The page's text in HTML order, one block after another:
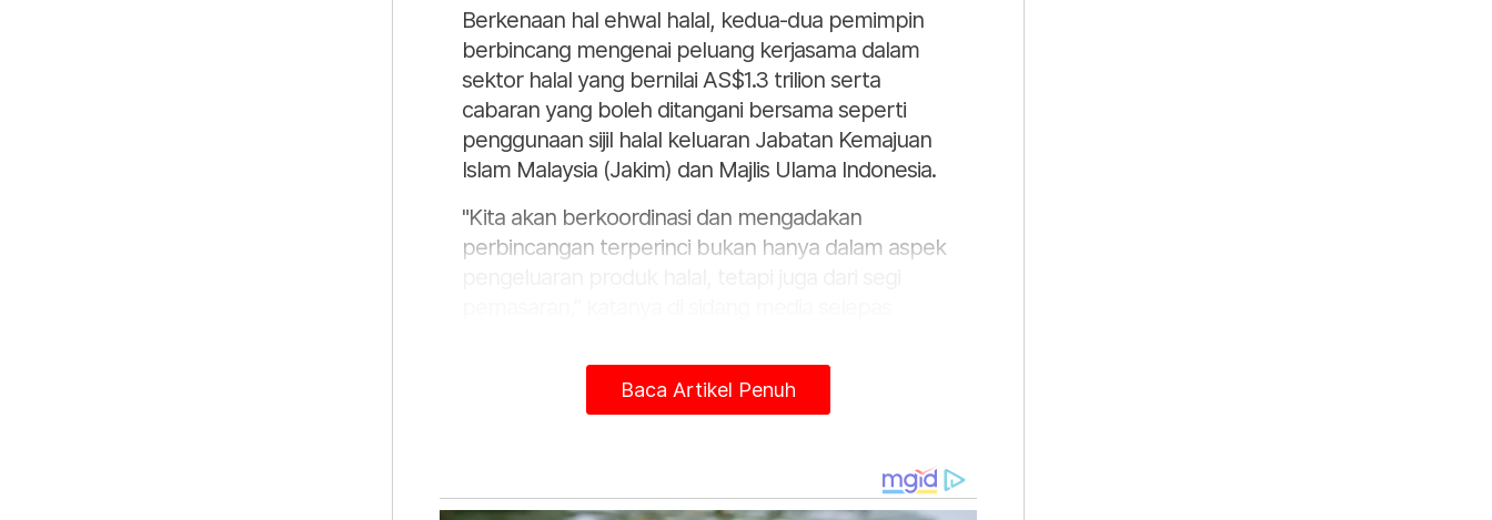
Berkenaan hal ehwal halal, kedua-dua pemimpin
berbincang mengenai peluang kerjasama dalam
sektor halal yang bernilai AS$1.3 trilion serta
cabaran yang boleh ditangani bersama seperti
penggunaan sijil halal keluaran Jabatan Kemajuan
Islam Malaysia (Jakim) dan Majlis Ulama Indonesia.
"Kita akan berkoordinasi dan mengadakan
perbincangan terperinci bukan hanya dalam aspek
Kedua-dua negara juga sepakat memperbaiki
penyaluran pekerja dari Indonesia ke Malaysia
nelayan yang menceroboh sempadan perairan
melalui memorandum persefahaman yang
Baca Artikel Penuh